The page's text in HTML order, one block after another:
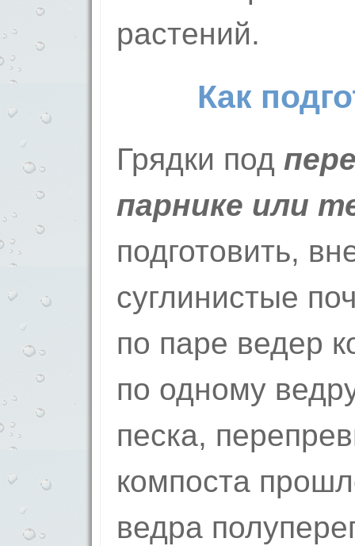
растений.
Как
Грядки под
парнике или
подготовить,
суглинистые
по паре ведер
по одному
песка,
компоста
ведра